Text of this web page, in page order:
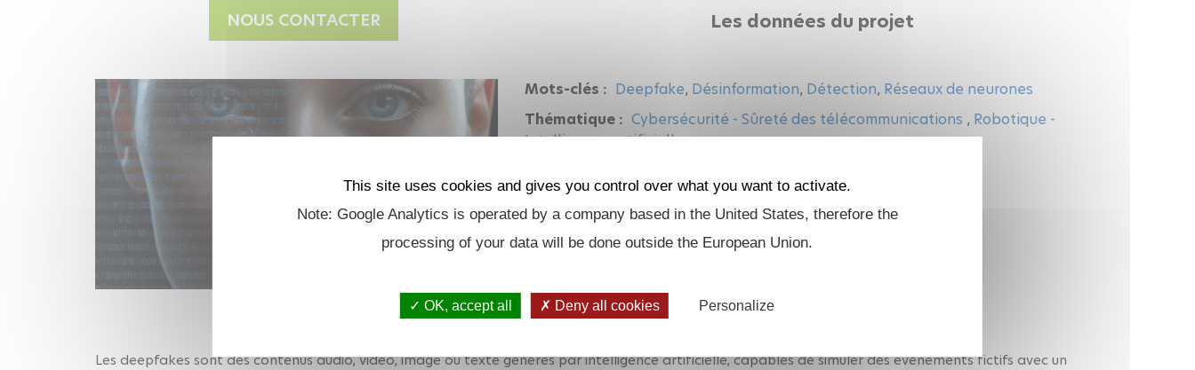
NOUS CONTACTER Les données du projet
Mots-clés : Deepfake, Désinformation, Détection, Réseaux de neurones
Thématique : Cybersécurité - Sûreté des télécommunications , Robotique -
Intelligence artificielle
Statut (terminé ou en cours) :
Les deepfakes sont des contenus audio, vidéo, image ou texte générés par intelligence artificielle, capables de simuler des événements fictifs avec un
This site uses cookies and gives you control over what you want to activate.
Note: Google Analytics is operated by a company based in the United States, therefore the
processing of your data will be done outside the European Union.
OK, accept all Deny all cookies Personalize